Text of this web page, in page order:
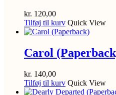
kr. 120,00
Tilføj til kurv Quick View
Carol
kr. 140,00
Tilføj til kurv Quick View